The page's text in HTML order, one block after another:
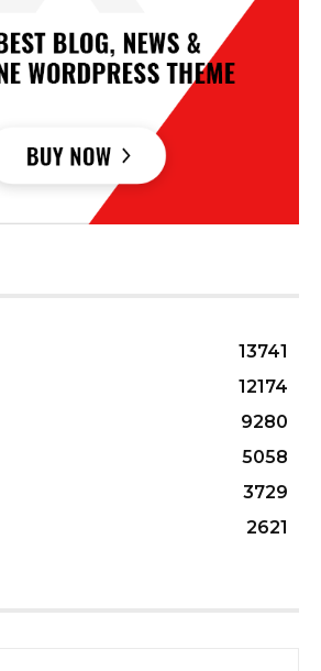
13741
12174
9280
5058
3729
2621